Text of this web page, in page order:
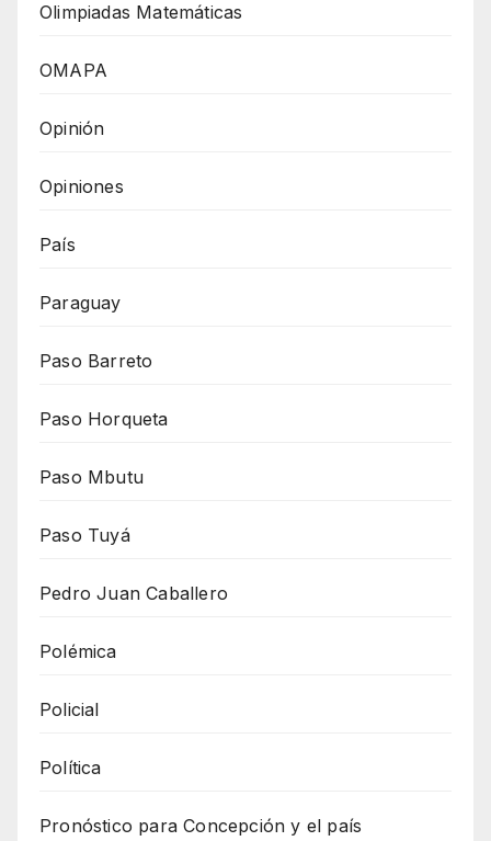
Olimpiadas Matemáticas
OMAPA
Opinión
Opiniones
País
Paraguay
Paso Barreto
Paso Horqueta
Paso Mbutu
Paso Tuyá
Pedro Juan Caballero
Polémica
Policial
Política
Pronóstico para Concepción y el país